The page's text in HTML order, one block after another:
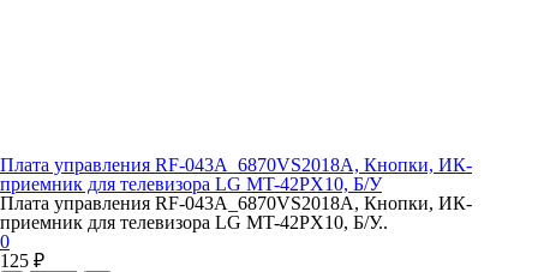
Плата управления RF-043A_6870VS2018A, Кнопки, ИК-
приемник для телевизора LG MT-42PX10, Б/У
Плата управления RF-043A_6870VS2018A, Кнопки, ИК-
приемник для телевизора LG MT-42PX10, Б/У..
0
125 ₽